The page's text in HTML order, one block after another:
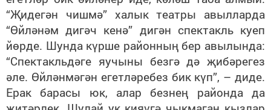
“Җидегән чишмә” халык театры авылларда
“Өйләнәм дигәч кенә” дигән спектакль куеп
йөрде. Шунда күрше районның бер авылында:
“Спектакльдәге яучыны безгә дә җибәрегез
әле. Өйләнмәгән егетләребез бик күп”, – диде.
Ерак барасы юк, алар безнең районда да